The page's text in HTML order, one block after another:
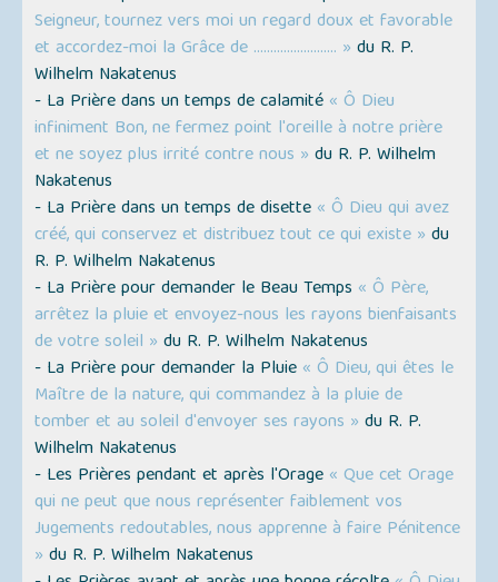
Seigneur, tournez vers moi un regard doux et favorable
et accordez-moi la Grâce de ......................... » du R. P.
Wilhelm Nakatenus
- La Prière dans un temps de calamité « Ô Dieu
infiniment Bon, ne fermez point l'oreille à notre prière
et ne soyez plus irrité contre nous » du R. P. Wilhelm
Nakatenus
- La Prière dans un temps de disette « Ô Dieu qui avez
créé, qui conservez et distribuez tout ce qui existe » du
R. P. Wilhelm Nakatenus
- La Prière pour demander le Beau Temps « Ô Père,
arrêtez la pluie et envoyez-nous les rayons bienfaisants
de votre soleil » du R. P. Wilhelm Nakatenus
- La Prière pour demander la Pluie « Ô Dieu, qui êtes le
Maître de la nature, qui commandez à la pluie de
tomber et au soleil d'envoyer ses rayons » du R. P.
Wilhelm Nakatenus
- Les Prières pendant et après l'Orage « Que cet Orage
qui ne peut que nous représenter faiblement vos
Jugements redoutables, nous apprenne à faire Pénitence
» du R. P. Wilhelm Nakatenus